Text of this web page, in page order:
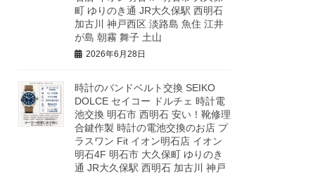
町 ゆりのき通 JR大久保駅 西明石
加古川 神戸西区 淡路島 魚住 江井
が島 朝霧 舞子 土山
2026年6月28日
時計のバンドベルト交換 SEIKO
DOLCE セイコー ドルチェ 時計電
池交換 明石市 西明石 安い！靴修理
合鍵作製 時計の電池交換のお店 プ
ラスワン Fit イオン明石店 イオン
明石4F 明石市 大久保町 ゆりのき
通 JR大久保駅 西明石 加古川 神戸